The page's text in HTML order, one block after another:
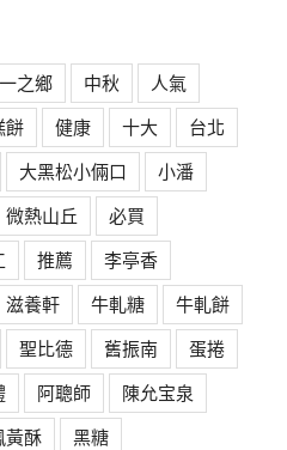
一之鄉 中秋
人氣
餅 健康 十大
台北
大黑松小倆口
小潘
微熱山丘
必買
推薦
李亭香
滋養軒 牛軋糖
牛軋餅
聖比德 舊振南
蛋捲
阿聰師
陳允宝泉
黃酥 黑糖